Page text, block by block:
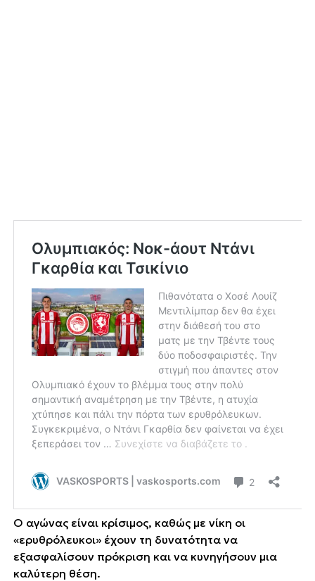
Ο αγώνας είναι κρίσιμος, καθώς με νίκη οι
«ερυθρόλευκοι» έχουν τη δυνατότητα να
εξασφαλίσουν πρόκριση και να κυνηγήσουν μια
καλύτερη θέση.